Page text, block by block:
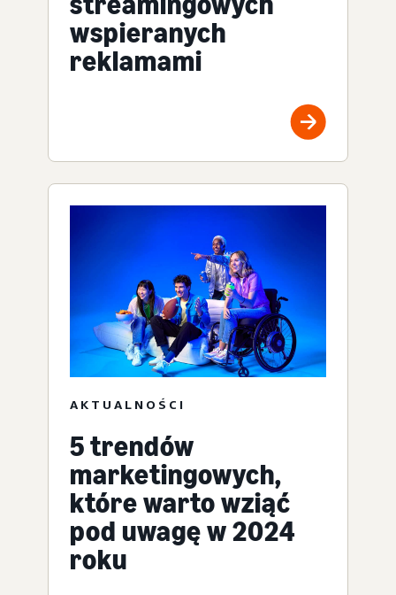
wspieranych
reklamami
AKTUALNOŚCI
5 trendów
marketingowych,
które warto wziąć
pod uwagę w 2024
roku